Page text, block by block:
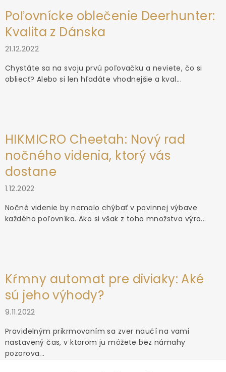
Poľovnícke oblečenie Deerhunter:
Kvalita z Dánska
21.12.2022
Chystáte sa na svoju prvú poľovačku a neviete, čo si
obliecť? Alebo si len hľadáte vhodnejšie a kval...
HIKMICRO Cheetah: Nový rad
nočného videnia, ktorý vás
dostane
1.12.2022
Nočné videnie by nemalo chýbať v povinnej výbave
každého poľovníka. Ako si však z toho množstva výro...
Kŕmny automat pre diviaky: Aké
sú jeho výhody?
9.11.2022
Pravidelným prikrmovaním sa zver naučí na vami
nastavený čas, v ktorom ju môžete bez námahy
pozorova...